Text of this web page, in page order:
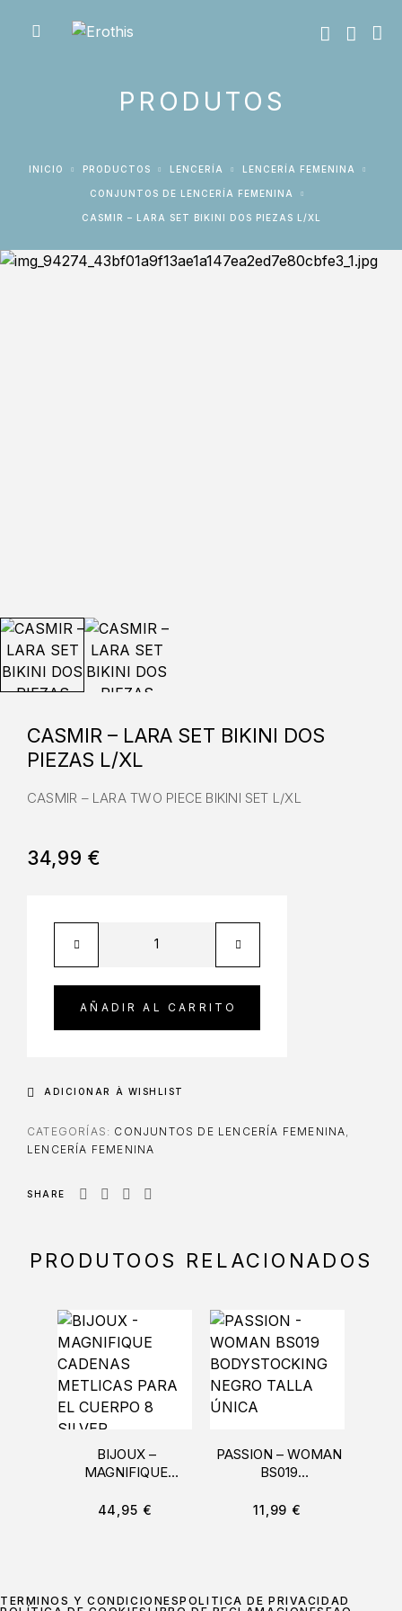
PRODUTOS
INICIO PRODUCTOS LENCERÍA LENCERÍA FEMENINA
CONJUNTOS DE LENCERÍA FEMENINA
CASMIR – LARA SET BIKINI DOS PIEZAS L/XL
CASMIR – LARA SET BIKINI DOS
PIEZAS L/XL
CASMIR – LARA TWO PIECE BIKINI SET L/XL
34,99 €
AÑADIR AL CARRITO
ADICIONAR À WISHLIST
CATEGORÍAS: CONJUNTOS DE LENCERÍA FEMENINA
LENCERÍA FEMENINA
SHARE
PRODUTOOS RELACIONADOS
BIJOUX –
MAGNIFIQUE
METLICAS PARA EL
44,95 €
PASSION – WOMAN
BS019
NEGRO TALLA
11,99 €
TÉRMINOS Y CONDICIONESPOLÍTICA DE PRIVACIDAD